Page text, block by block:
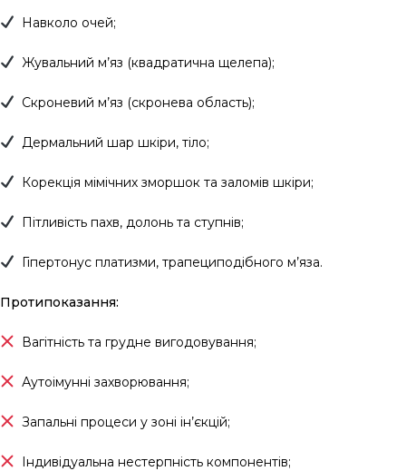
Навколо очей;
Жувальний м’яз (квадратична щелепа);
Скроневий м’яз (скронева область);
Дермальний шар шкіри, тіло;
Корекція мімічних зморшок та заломів шкіри;
Пітливість пахв, долонь та ступнів;
Гіпертонус платизми, трапециподібного м’яза.
Протипоказання:
Вагітність та грудне вигодовування;
Аутоімунні захворювання;
Запальні процеси у зоні ін’єкцій;
Індивідуальна нестерпність компонентів;